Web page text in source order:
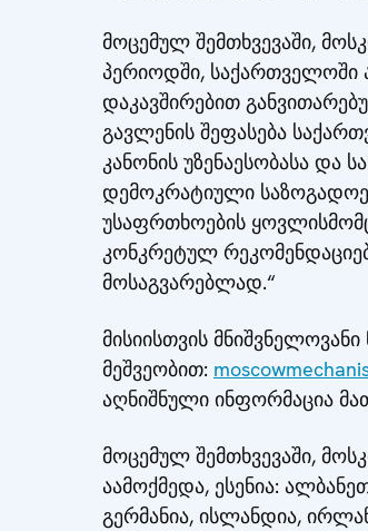
მოცემულ შემთხვევაში,
პერიოდში, საქართველოში
დაკავშირებით
გავლენის შეფასება
კანონის უზენაესობასა
დემოკრატიული
უსაფრთხოების
კონკრეტულ
მოსაგვარებლად.“
მისიისთვის
მეშვეობით:
აღნიშნული ინფორმაცია
მოცემულ შემთხვევაში,
აამოქმედა, ესენია:
გერმანია, ისლანდია,